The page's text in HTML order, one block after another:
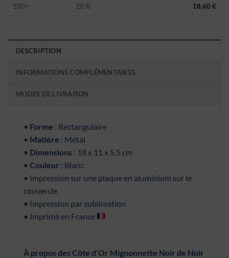
100+ 20 % 18,60 €
DESCRIPTION
INFORMATIONS COMPLÉMENTAIRES
MODES DE LIVRAISON
• Forme : Rectangulaire
• Matière : Métal
• Dimensions : 18 x 11 x 5,5 cm
• Couleur : Blanc
• Impression sur une plaque en aluminium sur le
couvercle
• Impression par sublimation
• Imprimé en France
À propos des Côte d’Or Mignonnette Noir de Noir